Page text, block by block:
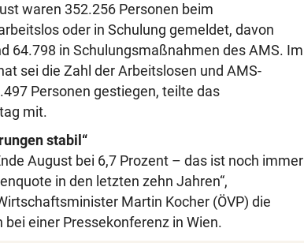
waren 352.256 Personen beim
oder in Schulung gemeldet, davon
64.798 in Schulungsmaßnahmen des AMS. Im
sei die Zahl der Arbeitslosen und AMS-
Personen gestiegen, teilte das
mit.
stabil“
August bei 6,7 Prozent – das ist noch immer
in den letzten zehn Jahren“,
Martin Kocher (ÖVP) die
einer Pressekonferenz in Wien.